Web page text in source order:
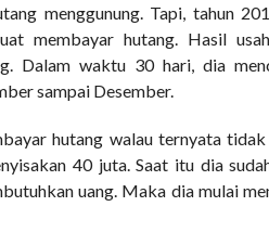
menggunung. Tapi, tahun
membayar hutang. Hasil
Dalam waktu 30 hari, dia
sampai Desember.
hutang walau ternyata
40 juta. Saat itu dia
uang. Maka dia mulai